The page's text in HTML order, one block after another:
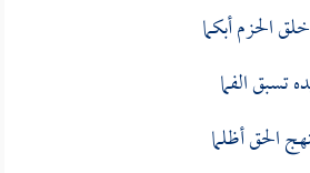
الحزم أبكما
تسبق الفما
الحق أظلما